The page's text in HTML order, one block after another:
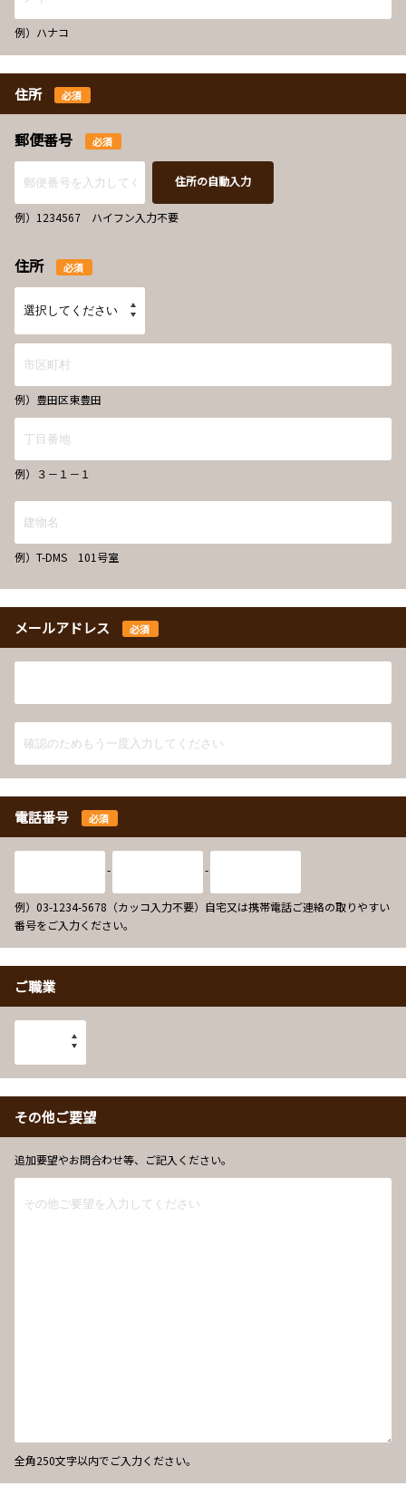
例）ハナコ
住所 必須
郵便番号 必須
住所の自動入力
例）1234567 ハイフン入力不要
住所 必須
例）豊田区東豊田
例）３－１－１
例）T-DMS 101号室
メールアドレス 必須
電話番号 必須
- -
例）03-1234-5678（カッコ入力不要）自宅又は携帯電話ご連絡の取りやすい
番号をご入力ください。
ご職業
その他ご要望
追加要望やお問合わせ等、ご記入ください。
全角250文字以内でご入力ください。